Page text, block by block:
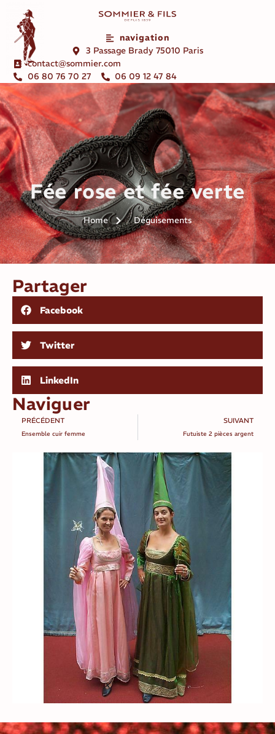
navigation
3 Passage Brady 75010 Paris
contact@sommier.com
06 80 76 70 27
06 09 12 47 84
Fée rose et fée verte
Home Déguisements
Partager
Facebook
Twitter
LinkedIn
Naviguer
PRÉCÉDENT
Ensemble cuir femme
SUIVANT
Futuiste 2 pièces argent